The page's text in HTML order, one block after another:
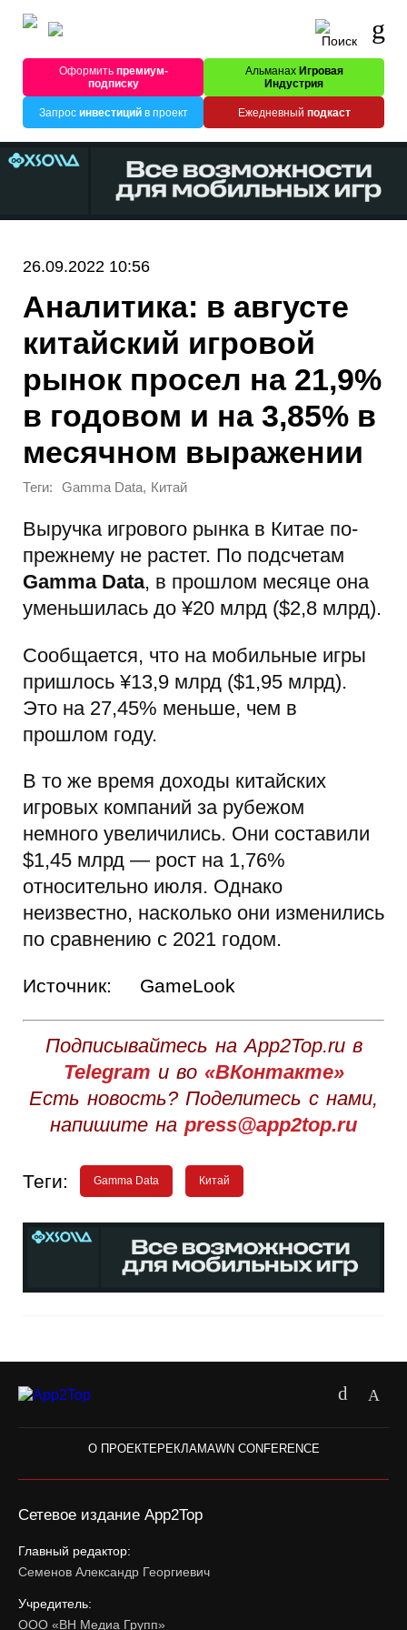
Оформитьпремиум-
подписку
Альманах Игровая
Индустрия
Запрос инвестицийв проект Ежедневный подкаст
26.09.2022 10:56
Аналитика: в августе
китайский игровой
рынок просел на 21,9%
в годовом и на 3,85% в
месячном выражении
Теги: Gamma Data, Китай
Выручка игрового рынка в Китае по-
прежнему не растет. По подсчетам
Gamma Data, в прошлом месяце она
уменьшилась до ¥20 млрд ($2,8 млрд).
Сообщается, что на мобильные игры
пришлось ¥13,9 млрд ($1,95 млрд).
Это на 27,45% меньше, чем в
прошлом году.
В то же время доходы китайских
игровых компаний за рубежом
немного увеличились. Они составили
$1,45 млрд — рост на 1,76%
относительно июля. Однако
неизвестно, насколько они изменились
по сравнению с 2021 годом.
Источник: GameLook
Подписывайтесь на App2Top.ru в
Telegram и во «ВКонтакте»
Есть новость? Поделитесь с нами,
напишите на press@app2top.ru
Теги: Gamma Data Китай
О ПРОЕКТЕРЕКЛАМАWN CONFERENCE
Сетевое издание App2Top
Главный редактор:
Семенов Александр Георгиевич
Учредитель:
ООО «ВН Медиа Групп»